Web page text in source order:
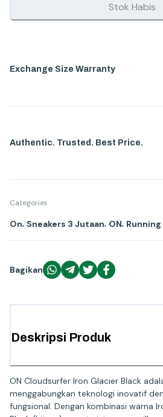
Stok Habis
Exchange Size Warranty
Authentic. Trusted. Best Price.
Categories
On Sneakers 3 Jutaan ON
Bagikan
Deskripsi Produk
ON Cloudsurfer Iron Glacier Black
menggabungkan teknologi inovatif
fungsional. Dengan kombinasi warna